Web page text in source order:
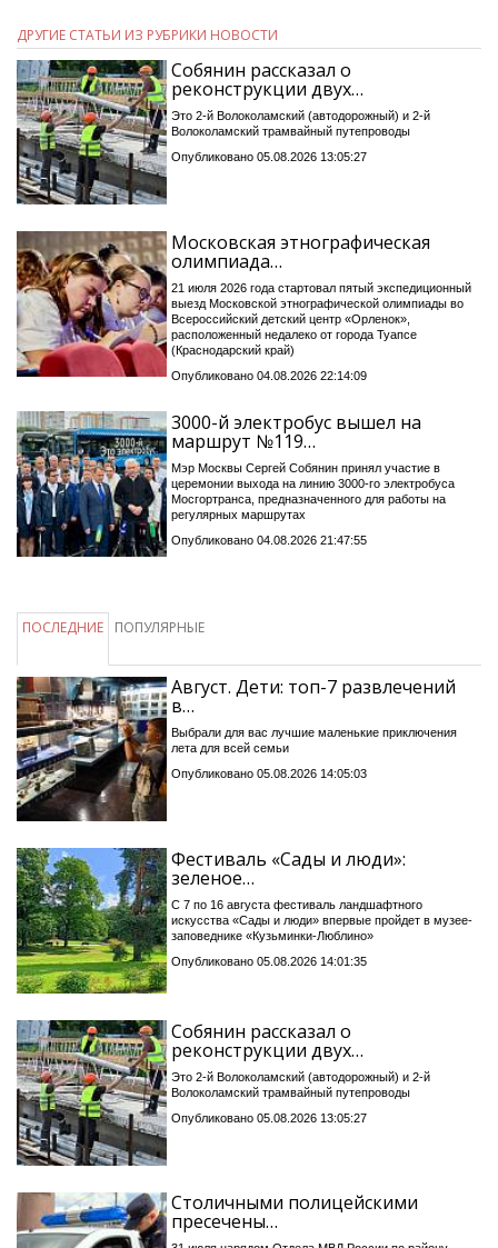
ДРУГИЕ СТАТЬИ ИЗ РУБРИКИ НОВОСТИ
Собянин рассказал о
реконструкции двух…
Это 2-й Волоколамский (автодорожный) и 2-й
Волоколамский трамвайный путепроводы
Опубликовано 05.08.2026 13:05:27
Московская этнографическая
олимпиада…
21 июля 2026 года стартовал пятый экспедиционный
выезд Московской этнографической олимпиады во
Всероссийский детский центр «Орленок»,
расположенный недалеко от города Туапсе
(Краснодарский край)
Опубликовано 04.08.2026 22:14:09
3000-й электробус вышел на
маршрут №119…
Мэр Москвы Сергей Собянин принял участие в
церемонии выхода на линию 3000-го электробуса
Мосгортранса, предназначенного для работы на
регулярных маршрутах
Опубликовано 04.08.2026 21:47:55
ПОСЛЕДНИЕ ПОПУЛЯРНЫЕ
Август. Дети: топ-7 развлечений
в…
Выбрали для вас лучшие маленькие приключения
лета для всей семьи
Опубликовано 05.08.2026 14:05:03
Фестиваль «Сады и люди»:
зеленое…
С 7 по 16 августа фестиваль ландшафтного
искусства «Сады и люди» впервые пройдет в музее-
заповеднике «Кузьминки-Люблино»
Опубликовано 05.08.2026 14:01:35
Собянин рассказал о
реконструкции двух…
Это 2-й Волоколамский (автодорожный) и 2-й
Волоколамский трамвайный путепроводы
Опубликовано 05.08.2026 13:05:27
Столичными полицейскими
пресечены…